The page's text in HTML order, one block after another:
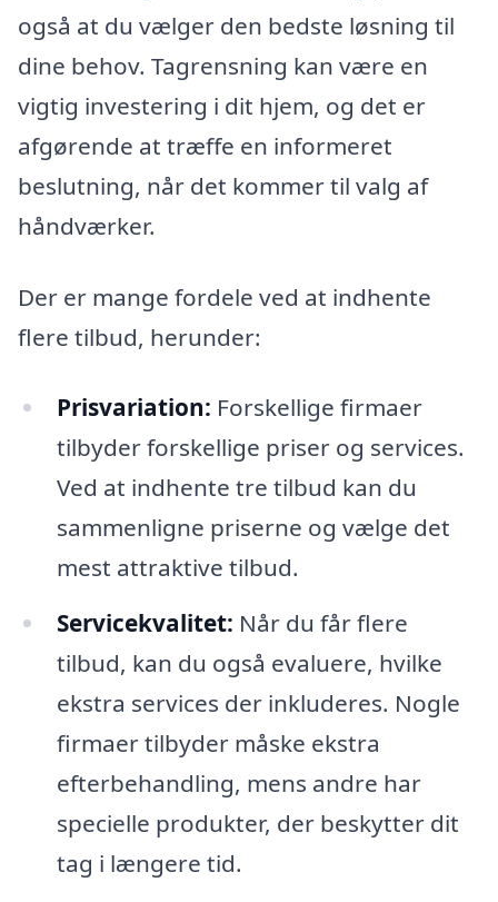
også at du vælger den bedste løsning til
dine behov. Tagrensning kan være en
vigtig investering i dit hjem, og det er
afgørende at træffe en informeret
beslutning, når det kommer til valg af
håndværker.
Der er mange fordele ved at indhente
flere tilbud, herunder:
Prisvariation: Forskellige firmaer
tilbyder forskellige priser og services.
Ved at indhente tre tilbud kan du
sammenligne priserne og vælge det
mest attraktive tilbud.
Servicekvalitet: Når du får flere
tilbud, kan du også evaluere, hvilke
ekstra services der inkluderes. Nogle
firmaer tilbyder måske ekstra
efterbehandling, mens andre har
specielle produkter, der beskytter dit
tag i længere tid.